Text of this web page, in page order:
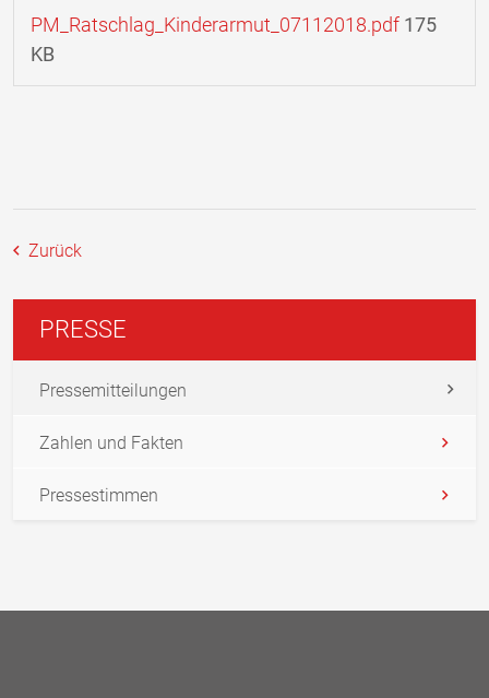
PM_Ratschlag_Kinderarmut_07112018.pdf 175
KB
Zurück
PRESSE
Pressemitteilungen
Zahlen und Fakten
Pressestimmen